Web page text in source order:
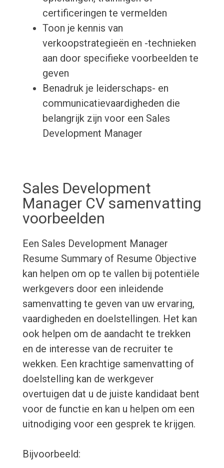
certificeringen te vermelden
Toon je kennis van
verkoopstrategieën en -technieken
aan door specifieke voorbeelden te
geven
Benadruk je leiderschaps- en
communicatievaardigheden die
belangrijk zijn voor een Sales
Development Manager
Sales Development
Manager CV samenvatting
voorbeelden
Een Sales Development Manager
Resume Summary of Resume Objective
kan helpen om op te vallen bij potentiële
werkgevers door een inleidende
samenvatting te geven van uw ervaring,
vaardigheden en doelstellingen. Het kan
ook helpen om de aandacht te trekken
en de interesse van de recruiter te
wekken. Een krachtige samenvatting of
doelstelling kan de werkgever
overtuigen dat u de juiste kandidaat bent
voor de functie en kan u helpen om een ​​
uitnodiging voor een gesprek te krijgen.
Bijvoorbeeld: